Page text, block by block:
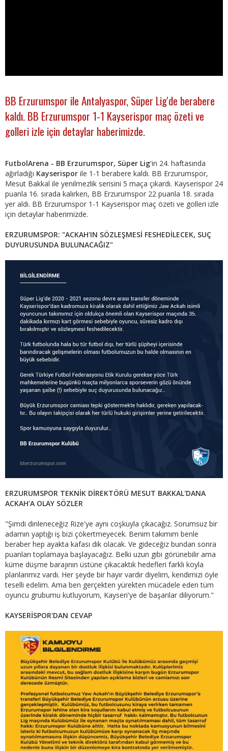
BB Erzurumspor ile Antalyaspor, Süper Lig'de berabere
kaldı. BB Erzurumspor 1-1 Kayserispor maç özeti ve
golleri izle için detaylar haberimizde.
FutbolArena - BB Erzurumspor, Süper Lig'in 24. haftasında
ağırladığı Kayserispor ile 1-1 berabere kaldı. BB Erzurumspor,
Mesut Bakkal ile yenilmezlik serisini 5 maça çıkardı. Kayserispor 24
puanla 16. sırada kalırken, BB Erzurumspor 22 puanla 18. sırada
yer aldı. BB Erzurumspor 1-1 Kayserispor maç özeti ve golleri izle
için detaylar haberimizde.
ERZURUMSPOR: "ACKAH'IN SÖZLEŞMESİ FESHEDİLECEK, SUÇ
DUYURUSUNDA BULUNACAĞIZ"
ERZURUMSPOR TEKNİK DİREKTÖRÜ MESUT BAKKAL'DANA
ACKAH'A OLAY SÖZLER
"Şimdi dinleneceğiz Rize'ye aynı coşkuyla çıkacağız. Sorumsuz bir
adamın yaptığı iş bizi çökertmeyecek. Benim takımım benle
beraber hep ayakta kafası dik olacak. Ve gideceğiz bundan sonra
puanları toplamaya başlayacağız. Belki uzun gibi görünebilir ama
küme düşme barajının üstüne çıkacaktık hedefleri farklı koyla
planlarımız vardı. Her şeyde bir hayır vardır diyelim, kendimizi öyle
teselli edelim. Ama ben gerçekten yürekten mücadele eden tüm
oyuncu grubumu kutluyorum, Kayseri'ye de başarılar diliyorum."
KAYSERİSPOR'DAN CEVAP